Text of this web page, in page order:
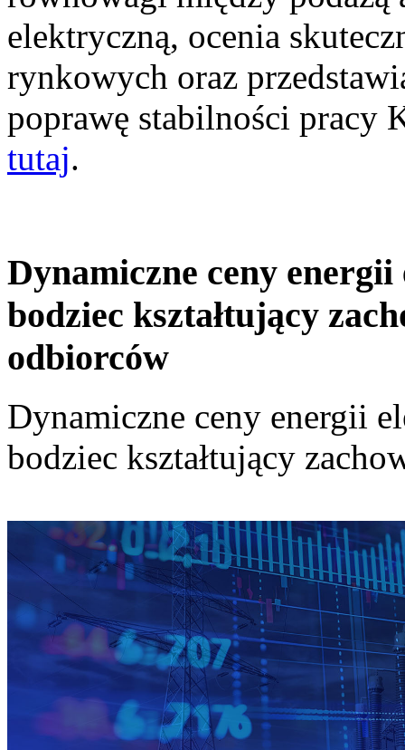
elektryczną, ocenia
rynkowych oraz
poprawę stabilności pracy
tutaj.
Dynamiczne ceny
bodziec kształtujący
odbiorców
Dynamiczne ceny energii
bodziec kształtujący